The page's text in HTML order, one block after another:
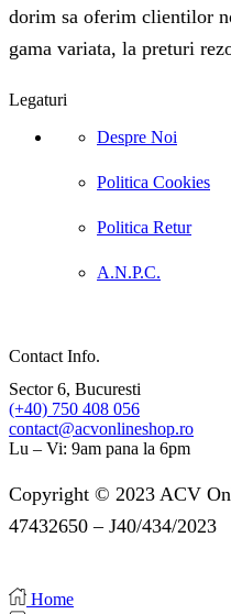
dorim sa oferim clientilor
gama variata, la preturi
Legaturi
Despre Noi
Politica Cookies
Politica Retur
A.N.P.C.
Contact Info.
Sector 6, Bucuresti
(+40) 750 408 056
contact@acvonlineshop.ro
Lu – Vi: 9am pana la 6pm
Copyright © 2023 ACV
47432650 – J40/434/2023
Home